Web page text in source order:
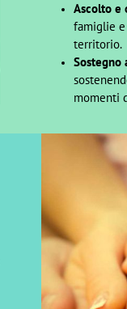
Ascolto e
famiglie
territorio.
Sostegno
momenti